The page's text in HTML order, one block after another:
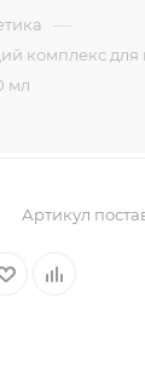
—
комплекс для
мл
Артикул